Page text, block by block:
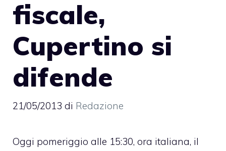
fiscale,
Cupertino si
difende
21/05/2013 di Redazione
Oggi pomeriggio alle 15:30, ora italiana, il